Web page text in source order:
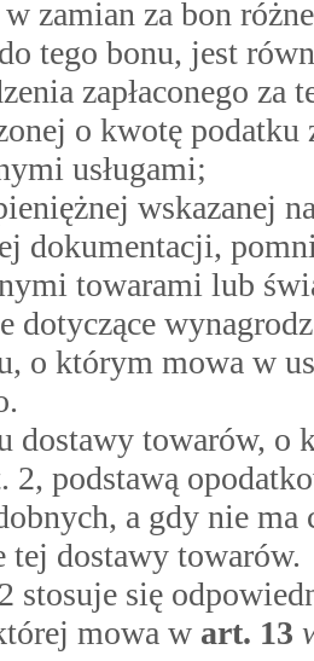
zamian za bon
tego bonu, jest
zapłaconego za
o kwotę
usługami;
wskazanej
dokumentacji,
towarami lub
dotyczące
o którym mowa w
dostawy towarów, o
2, podstawą
a gdy nie
tej dostawy towarów.
stosuje się
mowa w art. 13